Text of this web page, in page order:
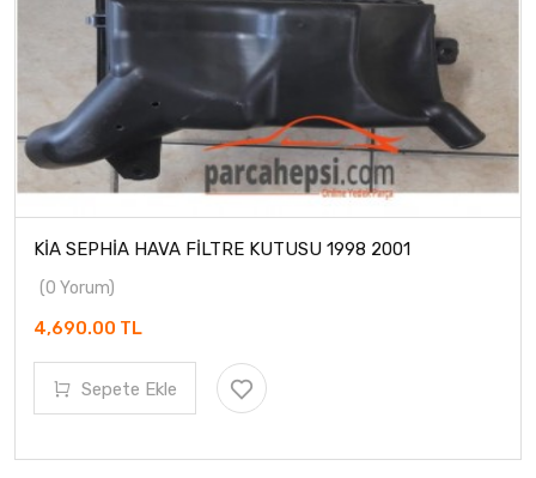
KİA SEPHİA HAVA FİLTRE KUTUSU 1998 2001
(0 Yorum)
4,690.00 TL
Sepete Ekle